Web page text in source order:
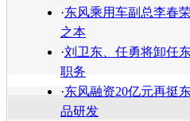
·东风乘用车副总李春
之本
·刘卫东、任勇将卸任
职务
·东风融资20亿元再挺
品研发